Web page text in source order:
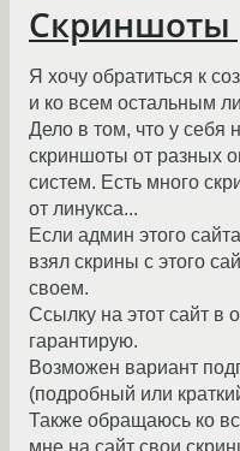
Скриншоты
Я хочу обратиться к
и ко всем остальным
Дело в том, что у себя
скриншоты от разных
систем. Есть много
от линукса...
Если админ этого
взял скрины с этого
своем.
Ссылку на этот сайт в
гарантирую.
Возможен вариант
(подробный или
Также обращаюсь ко